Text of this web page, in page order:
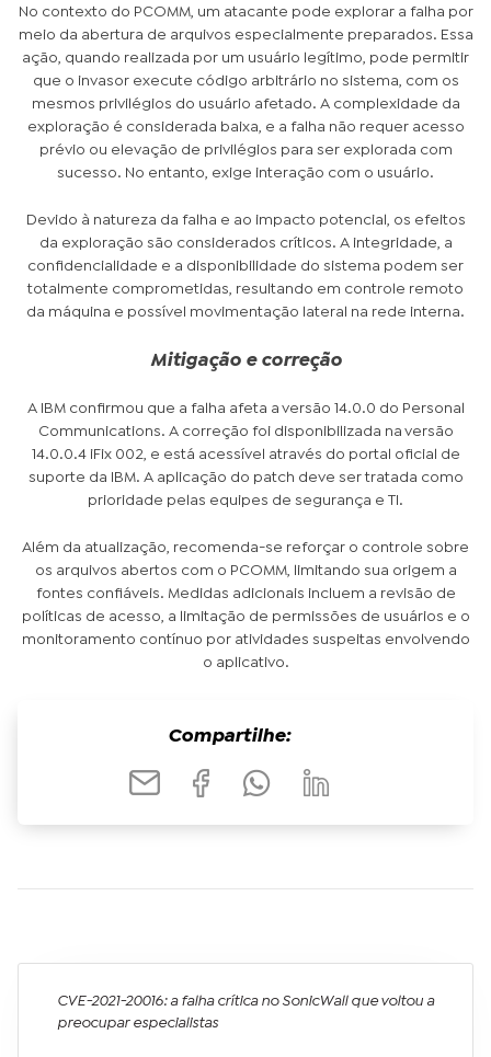
No contexto do PCOMM, um atacante pode explorar a falha por
meio da abertura de arquivos especialmente preparados. Essa
ação, quando realizada por um usuário legítimo, pode permitir
que o invasor execute código arbitrário no sistema, com os
mesmos privilégios do usuário afetado. A complexidade da
exploração é considerada baixa, e a falha não requer acesso
prévio ou elevação de privilégios para ser explorada com
sucesso. No entanto, exige interação com o usuário.
Devido à natureza da falha e ao impacto potencial, os efeitos
da exploração são considerados críticos. A integridade, a
confidencialidade e a disponibilidade do sistema podem ser
totalmente comprometidas, resultando em controle remoto
da máquina e possível movimentação lateral na rede interna.
Mitigação e correção
A IBM confirmou que a falha afeta a versão 14.0.0 do Personal
Communications. A correção foi disponibilizada na versão
14.0.0.4 iFix 002, e está acessível através do portal oficial de
suporte da IBM. A aplicação do patch deve ser tratada como
prioridade pelas equipes de segurança e TI.
Além da atualização, recomenda-se reforçar o controle sobre
os arquivos abertos com o PCOMM, limitando sua origem a
fontes confiáveis. Medidas adicionais incluem a revisão de
políticas de acesso, a limitação de permissões de usuários e o
monitoramento contínuo por atividades suspeitas envolvendo
o aplicativo.
Compartilhe:
CVE-2021-20016: a falha crítica no SonicWall que voltou a
preocupar especialistas